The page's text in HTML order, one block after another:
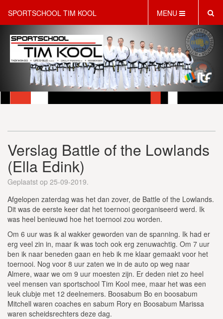
SPORTSCHOOL TIM KOOL MENU
HOME
INFORMATIE
LESAANBOD
ROOSTER
KINDERFEESTJES
WEBSHOP
SCHRIJF JE NU IN!
CONTACT
Verslag Battle of the Lowlands
(Ella Edink)
Geplaatst op 25-09-2019.
Afgelopen zaterdag was het dan zover, de Battle of the Lowlands.
Dit was de eerste keer dat het toernooi georganiseerd werd. Ik
was heel benieuwd hoe het toernooi zou worden.
Om 6 uur was ik al wakker geworden van de spanning. Ik had er
erg veel zin in, maar ik was toch ook erg zenuwachtig. Om 7 uur
ben ik naar beneden gaan en heb ik me klaar gemaakt voor het
toernooi. Nog voor 8 uur zaten we in de auto op weg naar
Almere, waar we om 9 uur moesten zijn. Er deden niet zo heel
veel mensen van sportschool Tim Kool mee, maar het was een
leuk clubje met 12 deelnemers. Boosabum Bo en boosabum
Mitchell waren coaches en sabum Rory en Boosabum Marissa
waren scheidsrechters deze dag.